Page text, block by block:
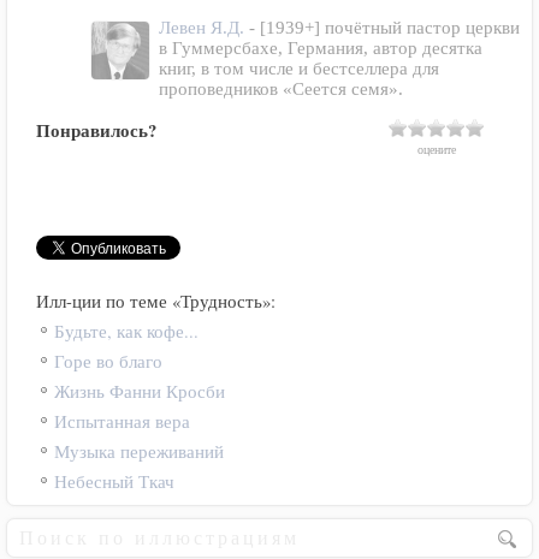
Левен Я.Д. - [1939+] почётный пастор церкви
в Гуммерсбахе, Германия, автор десятка
книг, в том числе и бестселлера для
проповедников «Сеется семя».
Понравилось?
оцените
Илл-ции по теме «Трудность»:
Будьте, как кофе...
Горе во благо
Жизнь Фанни Кросби
Испытанная вера
Музыка переживаний
Небесный Ткач